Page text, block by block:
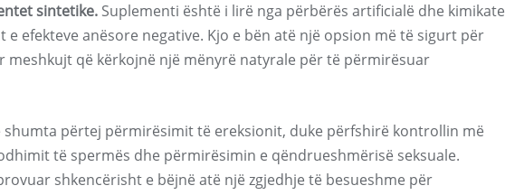
sintetike. Suplementi është i lirë nga përbërës artificialë dhe kimikate
efekteve anësore negative. Kjo e bën atë një opsion më të sigurt për
meshkujt që kërkojnë një mënyrë natyrale për të përmirësuar
shumta përtej përmirësimit të ereksionit, duke përfshirë kontrollin më
të spermës dhe përmirësimin e qëndrueshmërisë seksuale.
shkencërisht e bëjnë atë një zgjedhje të besueshme për